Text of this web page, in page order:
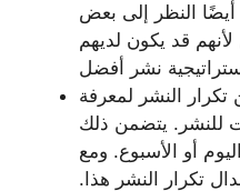
النظر إلى بعض
لأنهم قد يكون لديهم
تكرار النشر لمعرفة
للنشر. يتضمن ذلك
أو الأسبوع. ومع
تكرار النشر هذا.